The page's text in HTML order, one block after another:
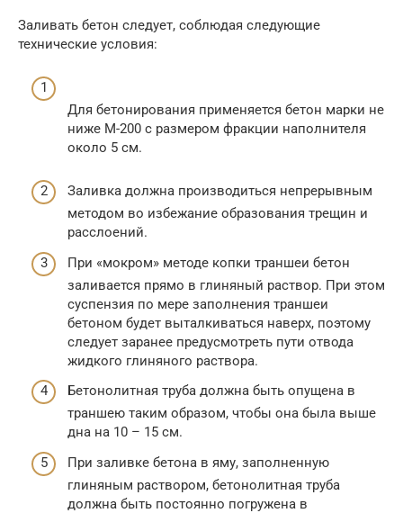
Заливать бетон следует, соблюдая следующие
технические условия:
Для бетонирования применяется бетон марки не
ниже М-200 с размером фракции наполнителя
около 5 см.
Заливка должна производиться непрерывным
методом во избежание образования трещин и
расслоений.
При «мокром» методе копки траншеи бетон
заливается прямо в глиняный раствор. При этом
суспензия по мере заполнения траншеи
бетоном будет выталкиваться наверх, поэтому
следует заранее предусмотреть пути отвода
жидкого глиняного раствора.
Бетонолитная труба должна быть опущена в
траншею таким образом, чтобы она была выше
дна на 10 – 15 см.
При заливке бетона в яму, заполненную
глиняным раствором, бетонолитная труба
должна быть постоянно погружена в